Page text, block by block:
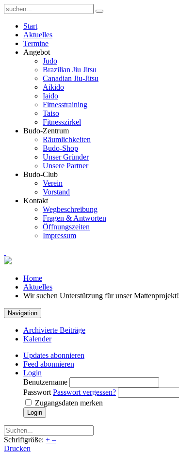
Start
Aktuelles
Termine
Angebot
Judo
Brazilian Jiu Jitsu
Canadian Jiu-Jitsu
Aikido
Iaido
Fitnesstraining
Taiso
Fitnesszirkel
Budo-Zentrum
Räumlichkeiten
Budo-Shop
Unser Gründer
Unsere Partner
Budo-Club
Verein
Vorstand
Kontakt
Wegbeschreibung
Fragen & Antworten
Öffnungszeiten
Impressum
Home
Aktuelles
Wir suchen Unterstützung für unser Mattenprojekt!
Navigation
Archivierte Beiträge
Kalender
Updates abonnieren
Feed abonnieren
Login
Benutzername
Passwort Passwort vergessen?
Zugangsdaten merken
Login
Schriftgröße: + –
Drucken